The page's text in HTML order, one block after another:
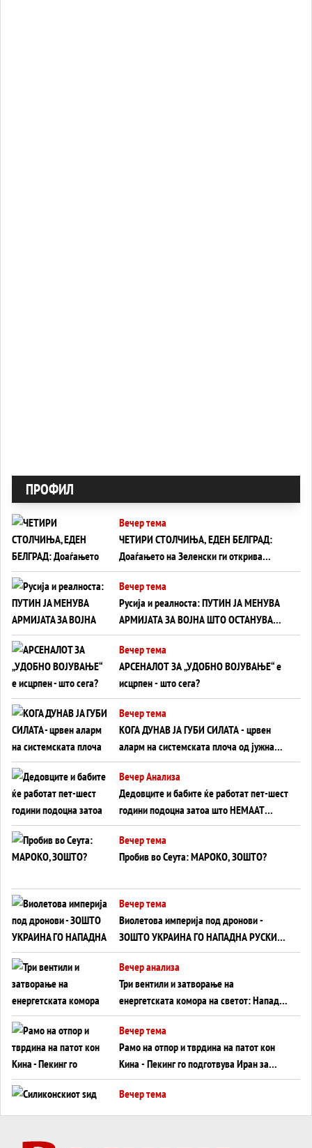
ПРОФИЛ
Вечер тема
ЧЕТИРИ СТОЛЧИЊА, ЕДЕН БЕЛГРАД:
Доаѓањето на Зеленски ги открива
тајните на политиката на балансирање
на Вучиќ
Вечер тема
Русија и реалноста: ПУТИН ЈА МЕНУВА
АРМИЈАТА ЗА ВОЈНА ШТО ОСТАНУВА
БЕЗ ФРОНТ
Вечер тема
АРСЕНАЛОТ ЗА „УДОБНО ВОЈУВАЊЕ“ е
исцрпен - што сега?
Вечер тема
КОГА ДУНАВ ЈА ГУБИ СИЛАТА - црвен
аларм на системската плоча од јужна
Германија до Црното Море...
Вечер Анализа
Дедовците и бабите ќе работат пет-шест
години подоцна затоа што НЕМААТ
ВНУЦИ ДА ГИ ЗАМЕНАТ
Вечер тема
Пробив во Сеута: МАРОКО, ЗОШТО?
Вечер тема
Виолетова империја под дронови -
ЗОШТО УКРАИНА ГО НАПАДНА РУСКИОТ
WILDBERRIES
Вечер анализа
Три вентили и затворање на
енергетската комора на светот: Нападот
во Суец најавува глобален енергетски
инфаркт?
Вечер тема
Рамо на отпор и тврдина на патот кон
Кина - Пекинг го подготвува Иран за
американска копнена инвазија
Вечер тема